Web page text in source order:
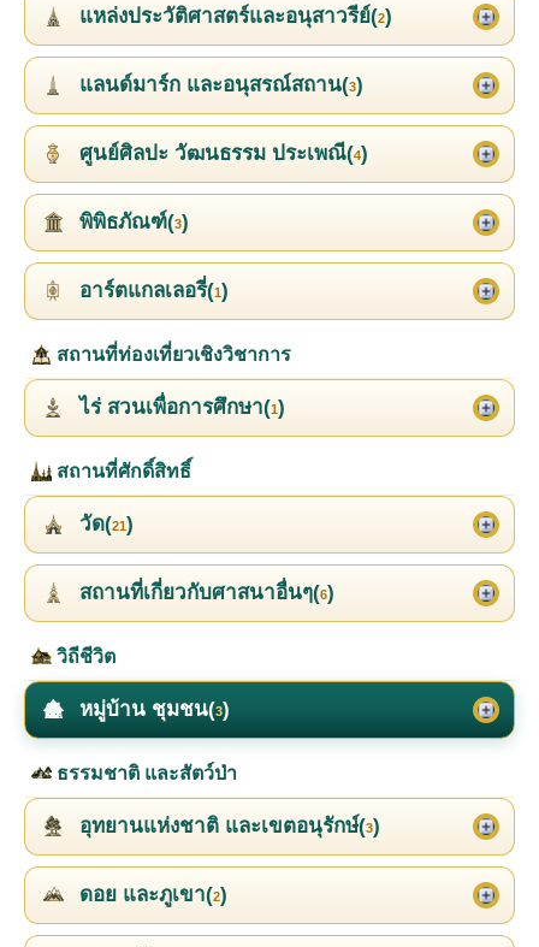
แหล่งประวัติศาสตร์และอนุสาวรีย์(2)
แลนด์มาร์ก และอนุสรณ์สถาน(3)
ศูนย์ศิลปะ วัฒนธรรม ประเพณี(4)
พิพิธภัณฑ์(3)
อาร์ตแกลเลอรี่(1)
สถานที่ท่องเที่ยวเชิงวิชาการ
ไร่ สวนเพื่อการศึกษา(1)
สถานที่ศักดิ์สิทธิ์
วัด(21)
สถานที่เกี่ยวกับศาสนาอื่นๆ(6)
วิถีชีวิต
หมู่บ้าน ชุมชน(3)
ธรรมชาติ และสัตว์ป่า
อุทยานแห่งชาติ และเขตอนุรักษ์(3)
ดอย และภูเขา(2)